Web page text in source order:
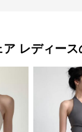
ア レディース